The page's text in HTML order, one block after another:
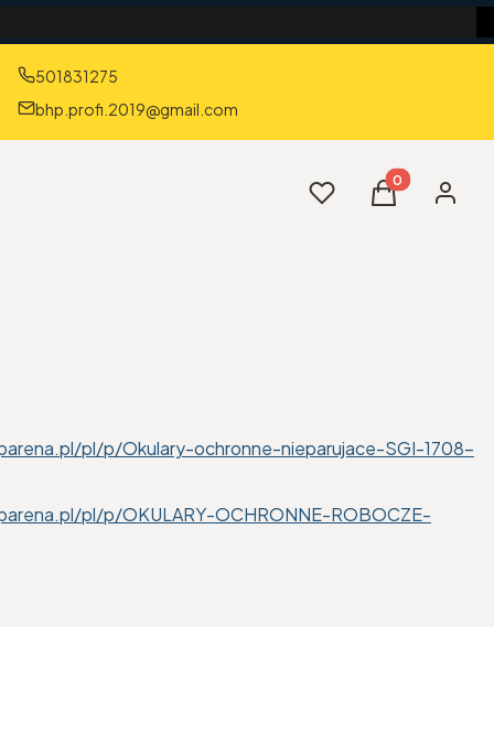
501831275
bhp.profi.2019@gmail.com
UlubioneProdukty w
Koszyk
pl/p/Okulary-ochronne-nieparujace-SGI-1708-
pl/p/OKULARY-OCHRONNE-ROBOCZE-